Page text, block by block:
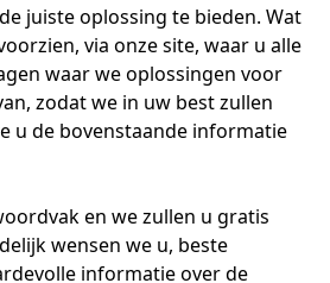
juiste oplossing te bieden. Wat
via onze site, waar u alle
waar we oplossingen voor
zodat we in uw best zullen
u de bovenstaande informatie
en we zullen u gratis
wensen we u, beste
informatie over de